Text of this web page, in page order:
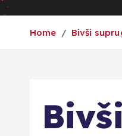
Home Bivši